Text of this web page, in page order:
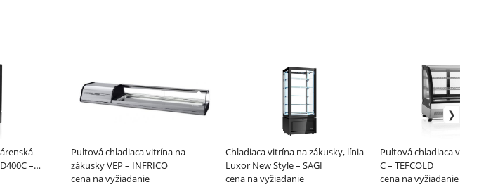
–
Pultová chladiaca vitrína na
zákusky VEP – INFRICO
cena na vyžiadanie
Chladiaca vitrína na zákusky, línia
Luxor New Style – SAGI
cena na vyžiadanie
Pultová chladiaca
C – TEFCOLD
cena na vyžiadanie